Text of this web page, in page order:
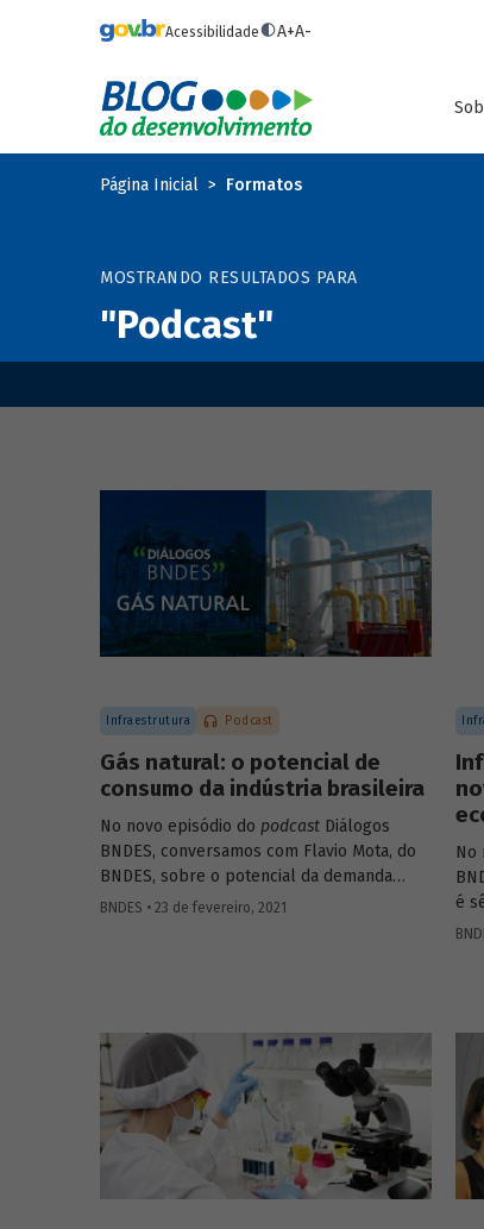
Acessibilidade A+A-
Página Inicial Formatos
MOSTRANDO RESULTADOS PARA
"Podcast"
Infraestrutura Podcast
Gás natural: o potencial de
consumo da indústria brasileira
No novo episódio do podcast Diálogos
BNDES, conversamos com Flavio Mota, do
BNDES, sobre o potencial da demanda
industrial brasileira por gás natural. A
professor emérito da PUC-Rio e do IME, e
Marco Polo de Mello Lopes, presidente-
executivo do Instituto Aço Brasil.
BNDES • 23 de fevereiro, 2021
No
é